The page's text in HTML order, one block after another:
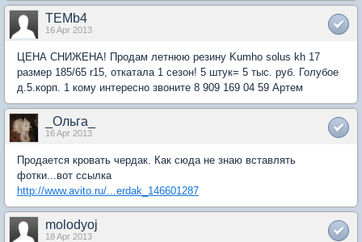
TEMb4
16 Apr 2013
ЦЕНА СНИЖЕНА! Продам летнюю резину Kumho solus kh 17
размер 185/65 r15, откатала 1 сезон! 5 штук= 5 тыс. руб. Голубое
д.5.корп. 1 кому интересно звоните 8 909 169 04 59 Артем
_Ольга_
16 Apr 2013
Продается кровать чердак. Как сюда не знаю вставлять
фотки...вот ссылка
http://www.avito.ru/...erdak_146601287
molodyoj
18 Apr 2013